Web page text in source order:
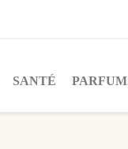
SANTÉ